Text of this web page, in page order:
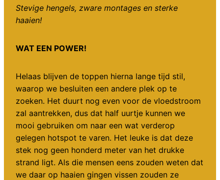
Stevige hengels, zware montages en sterke
haaien!
WAT EEN POWER!
Helaas blijven de toppen hierna lange tijd stil,
waarop we besluiten een andere plek op te
zoeken. Het duurt nog even voor de vloedstroom
zal aantrekken, dus dat half uurtje kunnen we
mooi gebruiken om naar een wat verderop
gelegen hotspot te varen. Het leuke is dat deze
stek nog geen honderd meter van het drukke
strand ligt. Als die mensen eens zouden weten dat
we daar op haaien gingen vissen zouden ze